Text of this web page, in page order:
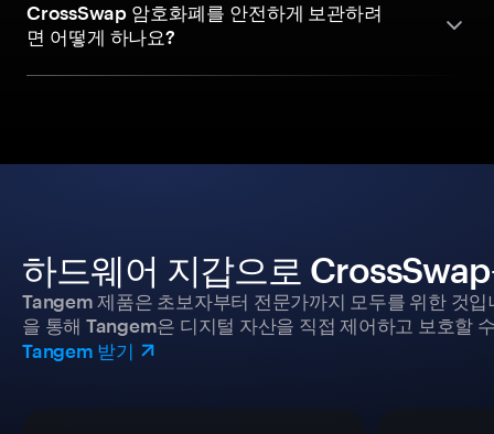
CrossSwap 암호화폐를 안전하게 보관하려
면 어떻게 하나요?
하드웨어 지갑으로
Tangem 제품은 초보자부터 전문가까지 모두를 위한 것
을 통해 Tangem은 디지털 자산을 직접 제어하고 보호할
Tangem 받기